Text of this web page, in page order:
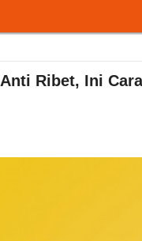
Anti Ribet, Ini